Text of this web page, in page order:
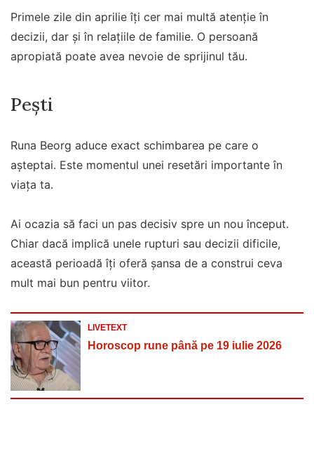
Primele zile din aprilie îți cer mai multă atenție în
decizii, dar și în relațiile de familie. O persoană
apropiată poate avea nevoie de sprijinul tău.
Pești
Runa Beorg aduce exact schimbarea pe care o
așteptai. Este momentul unei resetări importante în
viața ta.
Ai ocazia să faci un pas decisiv spre un nou început.
Chiar dacă implică unele rupturi sau decizii dificile,
această perioadă îți oferă șansa de a construi ceva
mult mai bun pentru viitor.
LIVETEXT
Horoscop rune până pe 19 iulie 2026